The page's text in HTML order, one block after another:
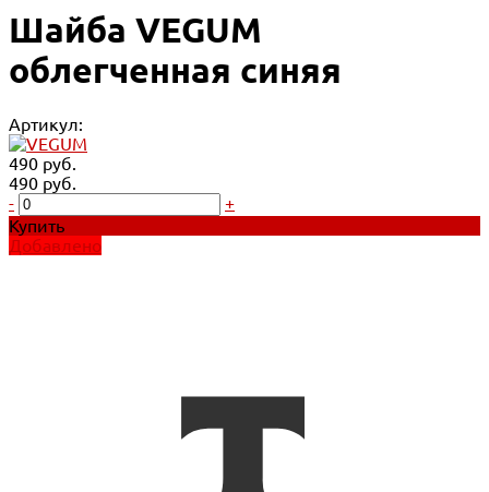
Шайба VEGUM
облегченная синяя
Артикул:
490 руб.
490 руб.
-
+
Купить
Добавлено